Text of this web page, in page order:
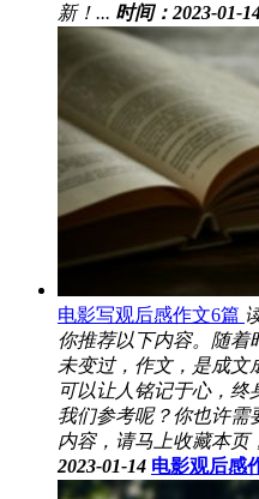
新！... 时间：2023-01-
电影写观后感作文6篇
你推荐以下内容。随着
未变过，作文，是成文
可以让人铭记于心，
我们参考呢？你也许
内容，请马上收藏本页
2023-01-14 电影观后感